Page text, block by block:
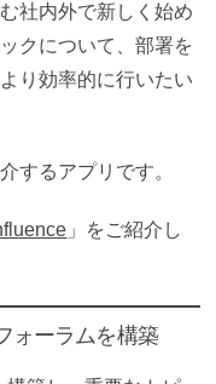
社内外で新しく始め
クについて、部署を
り効率的に行いたい
するアプリです。
」をご紹介し
ォーラムを構築